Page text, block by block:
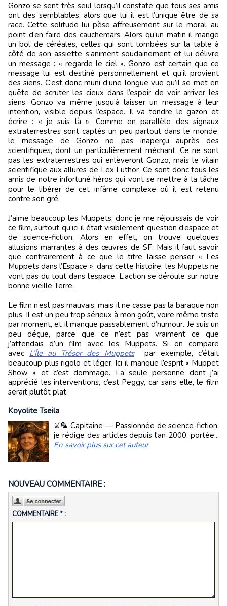
Gonzo se sent très seul lorsqu’il constate que tous ses amis
ont des semblables, alors que lui il est l’unique être de sa
race. Cette solitude lui pèse affreusement sur le moral, au
point d’en faire des cauchemars. Alors qu’un matin il mange
un bol de céréales, celles qui sont tombées sur la table à
côté de son assiette s’animent soudainement et lui délivre
un message : « regarde le ciel ». Gonzo est certain que ce
message lui est destiné personnellement et qu’il provient
des siens. C’est donc muni d’une longue vue qu’il se met en
quête de scruter les cieux dans l’espoir de voir arriver les
siens. Gonzo va même jusqu’à laisser un message à leur
intention, visible depuis l’espace. Il va tondre le gazon et
écrire : « je suis là ». Comme en parallèle des signaux
extraterrestres sont captés un peu partout dans le monde,
le message de Gonzo ne pas inaperçu auprès des
scientifiques, dont un particulièrement méchant. Ce ne sont
pas les extraterrestres qui enlèveront Gonzo, mais le vilain
scientifique aux allures de Lex Luthor. Ce sont donc tous les
amis de notre infortuné héros qui vont se mettre à la tâche
pour le libérer de cet infâme complexe où il est retenu
contre son gré.
J’aime beaucoup les Muppets, donc je me réjouissais de voir
ce film, surtout qu’ici il était visiblement question d’espace et
de science-fiction. Alors en effet, on trouve quelques
allusions marrantes à des œuvres de SF. Mais il faut savoir
que contrairement à ce que le titre laisse penser « Les
Muppets dans l’Espace », dans cette histoire, les Muppets ne
vont pas du tout dans l’espace. L’action se déroule sur notre
bonne vieille Terre.
Le film n’est pas mauvais, mais il ne casse pas la baraque non
plus. Il est un peu trop sérieux à mon goût, voire même triste
par moment, et il manque passablement d’humour. Je suis un
peu déçue, parce que ce n’est pas vraiment ce que
j’attendais d’un film avec les Muppets. Si on compare
avec L’Île au Trésor des Muppetspar exemple, c’était
beaucoup plus rigolo et léger. Ici il manque l’esprit « Muppet
Show » et c’est dommage. La seule personne dont j’ai
apprécié les interventions, c’est Peggy, car sans elle, le film
serait plutôt plat.
Koyolite Tseila
⚔️🦜 Capitaine — Passionnée de science-fiction,
je rédige des articles depuis l'an 2000, portée...
En savoir plus sur cet auteur
NOUVEAU COMMENTAIRE :
COMMENTAIRE * :